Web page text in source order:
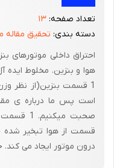
می گیرند نیز از موتو جدا
قبل از باز کردن صفحه
را علامت گذاشت تا در موقع
بیرون آورد ( لازم به
روی میل سوپاپ بسته و
کنند ) . این عمل بایستی
رد کردن بادامک ها از
عمل دقت کافی نشود ،
تعداد صفحه: ۱۳
دسته بندی: تحقیق مقاله
احتراق داخلی موتورهای
1 قسمت بنزین(از نظر
است پس ما درباره ی
قسمت از هوا تبخیر شده
درون موتور ایجاد می